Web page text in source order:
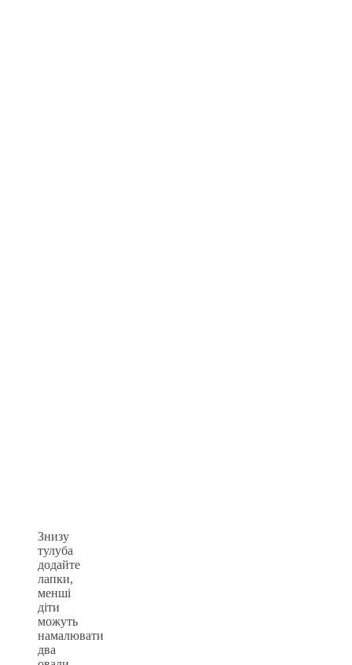
Знизу
тулуба
додайте
лапки,
менші
діти
можуть
намалювати
два